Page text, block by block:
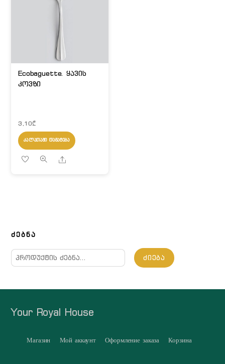
Ecobaguette. ყავის
კოვზი
3,10₾
ᲙᲐᲚᲐᲗᲐᲨᲘ ᲓᲐᲛᲐᲢᲔᲑᲐ
Share
ᲫᲔᲑᲜᲐ
ძებნა:
ᲫᲘᲔᲑᲐ
Your Royal House
Магазин Мой аккаунт Оформление заказа Корзина